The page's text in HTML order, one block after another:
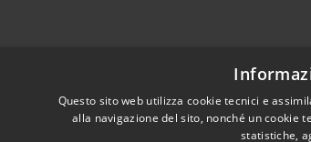
Questo sito web utilizza cookie tecnici e
alla navigazione del sito, nonché un cookie
statistiche,